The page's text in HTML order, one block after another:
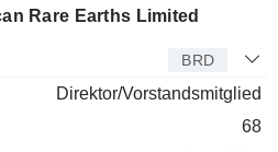
Rare Earths Limited
BRD
Direktor/Vorstandsmitglied
68